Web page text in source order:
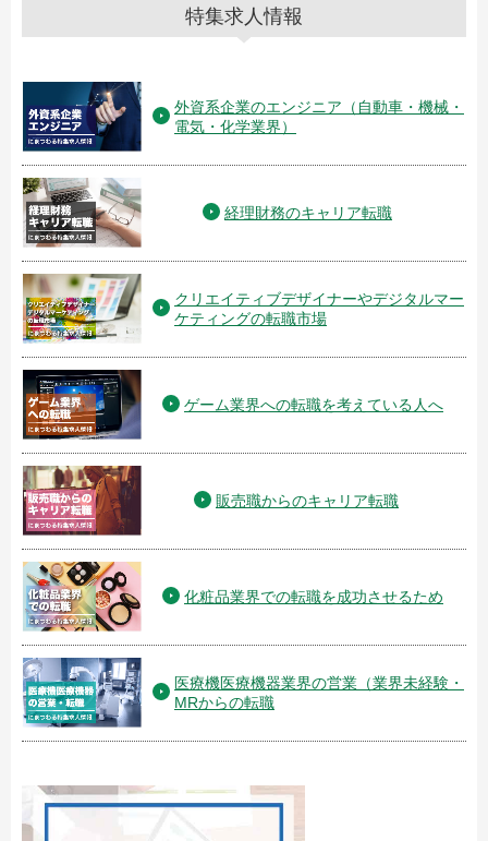
特集求人情報
外資系企業のエンジニア（自動車・機械・
電気・化学業界）
経理財務のキャリア転職
クリエイティブデザイナーやデジタルマー
ケティングの転職市場
ゲーム業界への転職を考えている人へ
販売職からのキャリア転職
化粧品業界での転職を成功させるため
医療機医療機器業界の営業（業界未経験・
MRからの転職